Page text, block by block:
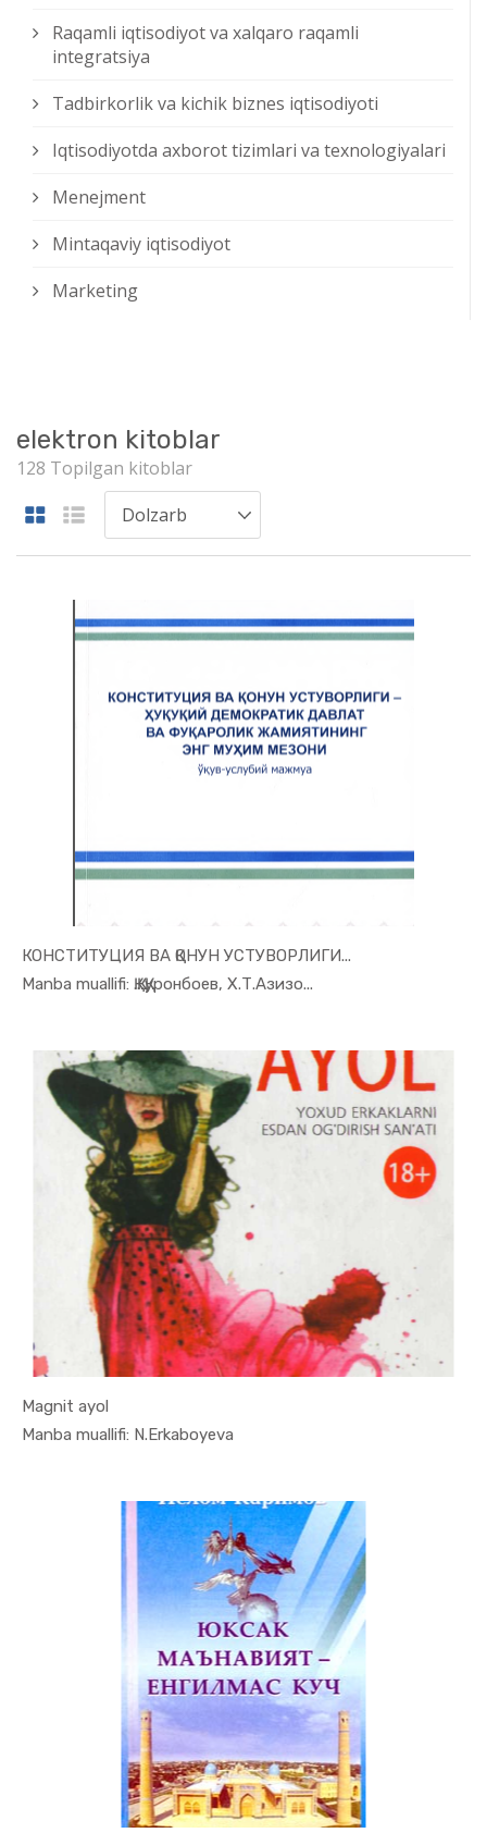
Raqamli iqtisodiyot va xalqaro raqamli
integratsiya
Tadbirkorlik va kichik biznes iqtisodiyoti
Iqtisodiyotda axborot tizimlari va texnologiyalari
Menejment
Mintaqaviy iqtisodiyot
Marketing
elektron kitoblar
128 Topilgan kitoblar
КОНСТИТУЦИЯ ВА ҚОНУН УСТУВОРЛИГИ...
Manba muallifi: Қ.Қ. Қуронбоев, Х.Т.Азизо...
In Ilmiy t...
Magnit ayol
Manba muallifi: N.Erkaboyeva
In Ilmiy t...